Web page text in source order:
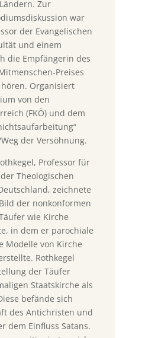
Zur
war
der Evangelischen
und einem
die Empfängerin des
Preises
Organisiert
von den
(FKÖ) und dem
der Versöhnung.
Professor für
Theologischen
zeichnete
der nonkonformen
wie Kirche
in dem er parochiale
Modelle von Kirche
Rothkegel
der Täufer
Staatskirche als
befände sich
des Antichristen und
dem Einfluss Satans.